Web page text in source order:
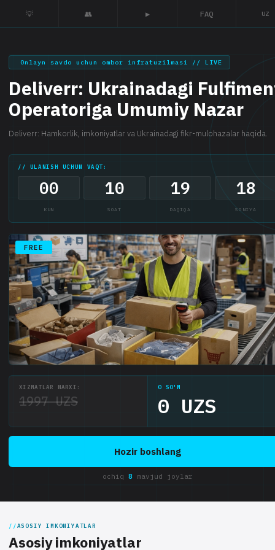
💡 👥 ▶ FAQ UZ
Onlayn savdo uchun ombor infratuzilmasi // LIVE
Deliverr: Ukrainadagi
Operatoriga Umumiy Nazar
Deliverr: Hamkorlik, imkoniyatlar va Ukrainadagi fikr-mulohazalar haqida.
// ULANISH UCHUN VAQT:
00
KUN
10
SOAT
19
DAQIQA
17
SONIYA
FREE
XIZMATLAR NARXI:
1997 UZS
0 SO'M
0 UZS
Hozir boshlang
ochiq 8 mavjud joylar
ASOSIY IMKONIYATLAR
Asosiy imkoniyatlar